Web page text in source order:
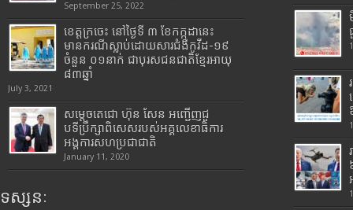
September 25, 2022
ខេត្តក្រចេះ នៅថ្ងៃទី ៣ ខែកក្កដានេះ
មានករណីស្លាប់ដោយសារជំងឺកូវីដ-១៩
ចំនួន ០១នាក់ ជាបុរសជនជាតិខ្មែរអាយុ
៨៣ឆ្នាំ
July 3, 2021
សម្តេចតេជោ ហ៊ុន សែន អញ្ជើញជួ
បទីប្រឹក្សាពិសេសរបស់អគ្គលេខាធិការ
អង្គការសហប្រជាជាតិ
January 11, 2020
ទស្សនៈ